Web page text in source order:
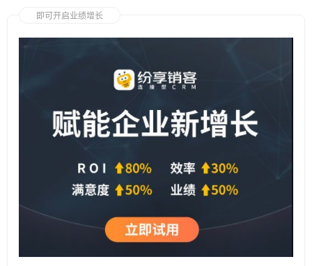
即可开启业绩增长